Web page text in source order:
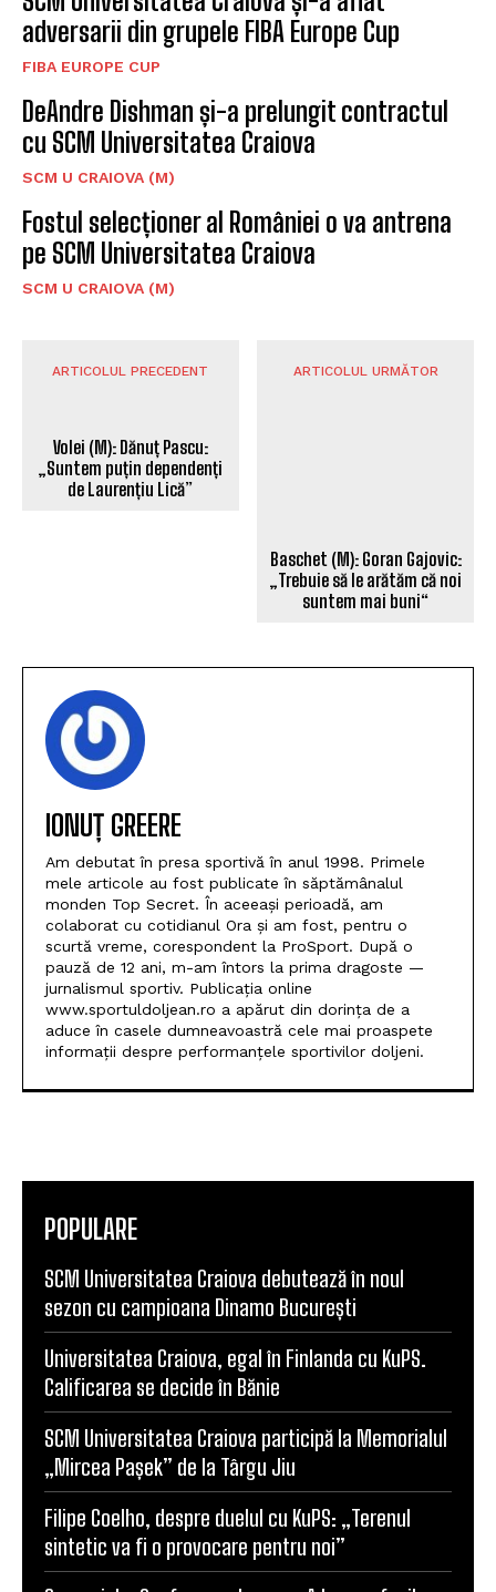
adversarii din grupele FIBA Europe Cup
FIBA EUROPE CUP
DeAndre Dishman și-a prelungit contractul
cu SCM Universitatea Craiova
SCM U CRAIOVA (M)
Fostul selecționer al României o va antrena
pe SCM Universitatea Craiova
SCM U CRAIOVA (M)
ARTICOLUL PRECEDENT
Volei (M): Dănuț Pascu:
ARTICOLUL URMĂTOR
suntem mai buni“
IONUȚ GREERE
Am debutat în presa sportivă în anul 1998. Primele
mele articole au fost publicate în săptămânalul
monden Top Secret. În aceeași perioadă, am
colaborat cu cotidianul Ora și am fost, pentru o
scurtă vreme, corespondent la ProSport. După o
pauză de 12 ani, m-am întors la prima dragoste —
jurnalismul sportiv. Publicația online
www.sportuldoljean.ro a apărut din dorința de a
aduce în casele dumneavoastră cele mai proaspete
informații despre performanțele sportivilor doljeni.
POPULARE
SCM Universitatea Craiova debutează în noul
Universitatea Craiova, egal în Finlanda cu KuPS.
Calificarea se decide în Bănie
SCM Universitatea Craiova participă la Memorialul
„Mircea Pașek” de la Târgu Jiu
Filipe Coelho, despre duelul cu KuPS: „Terenul
sintetic va fi o provocare pentru noi”
Scenariul – Conference League. Adversar facil
pentru campioana României